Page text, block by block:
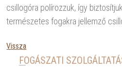
csillogóra polírozzuk, így
természetes fogakra jellemző
Vissza
FOGÁSZATI